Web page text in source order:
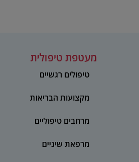
מעטפת טיפולית
טיפולים רגשיים
מקצועות הבריאות
מרחבים טיפוליים
מרפאת שיניים